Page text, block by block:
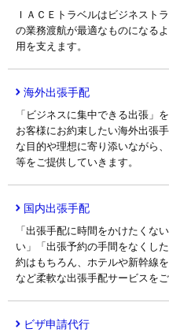
ＩＡＣＥトラベルはビジネスト
の業務渡航が最適なものになる
用を支えます。
海外出張手配
「ビジネスに集中できる出張」
お客様にお約束したい海外出張
な目的や理想に寄り添いながら
等をご提供していきます。
国内出張手配
「出張手配に時間をかけたくな
い」「出張予約の手間をなくし
約はもちろん、ホテルや新幹線
など柔軟な出張手配サービスをご
ビザ申請代行